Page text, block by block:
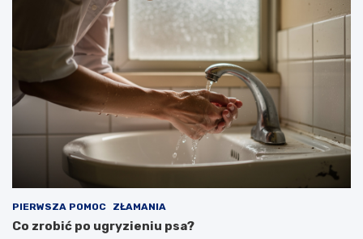
PIERWSZA POMOC ZŁAMANIA
Co zrobić po ugryzieniu psa?